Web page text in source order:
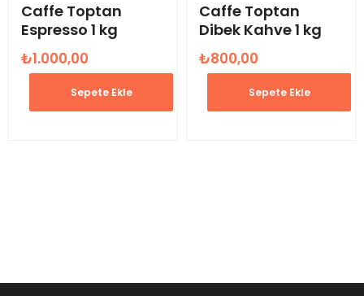
Caffe Toptan
Espresso 1 kg
₺1.000,00
Sepete Ekle
Caffe Toptan
Dibek Kahve 1 kg
₺800,00
Sepete Ekle